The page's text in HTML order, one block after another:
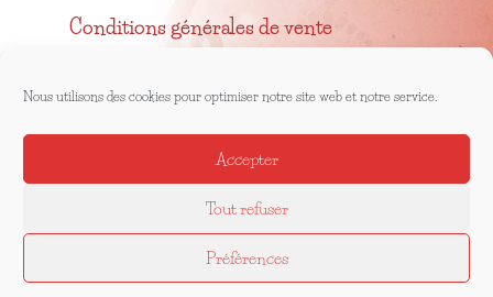
Nous utilisons des cookies pour optimiser notre site web et notre service.
Accepter
Tout refuser
Préférences
Conditions générales de vente
Me suivre